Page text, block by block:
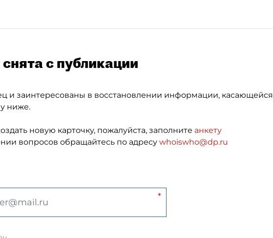
с публикации
и заинтересованы в восстановлении информации, касающейся
ниже.
новую карточку, пожалуйста, заполните анкету
вопросов обращайтесь по адресу whoiswho@dp.ru